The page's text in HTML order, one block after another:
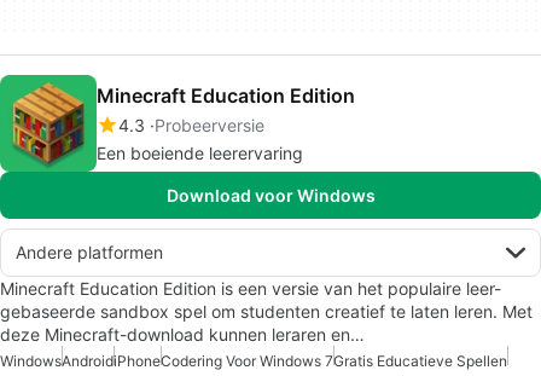
Minecraft Education Edition
4.3 Probeerversie
Een boeiende leerervaring
Download voor Windows
Andere platformen
Minecraft Education Edition is een versie van het populaire leer-
gebaseerde sandbox spel om studenten creatief te laten leren. Met
deze Minecraft-download kunnen leraren en…
WindowsAndroidiPhoneCodering Voor Windows 7Gratis Educatieve Spellen